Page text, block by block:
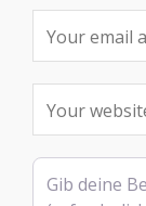
Rezensionstext